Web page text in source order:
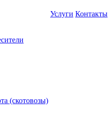
(скотовозы)
Услуги Контакты